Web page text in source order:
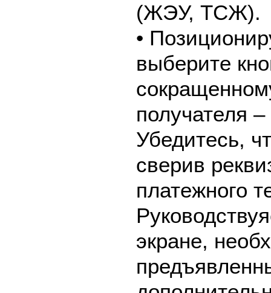
(ЖЭУ, ТСЖ).
•
выберите
получателя
Убедитесь,
сверив
платежного
экране,